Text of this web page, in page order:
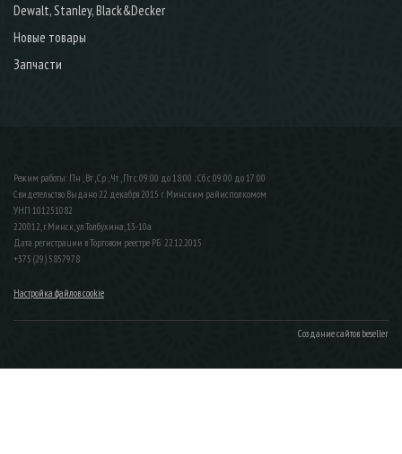
Dewalt, Stanley, Black&Decker
Новые товары
Запчасти
Режим работы: Пн , Вт , Ср , Чт , Пт c 09:00 до 18:00 ; Сб c 09:00 до 17:00
Свидетельство Выдано 22 декабря 2015 г. Минским райисполкомом
УНП 101251082
220012, г.Минск, ул.Толбухина, 13-10а
Дата регистрации в Торговом реестре РБ: 22.12.2015
+375 (29) 5857978
Настройка файлов cookie
Создание сайтов beseller